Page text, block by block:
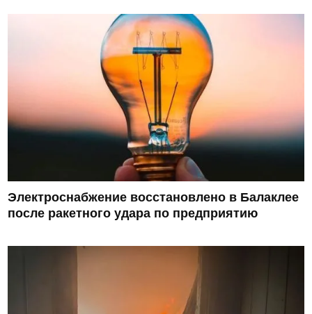
Электроснабжение восстановлено в Балаклее
после ракетного удара по предприятию